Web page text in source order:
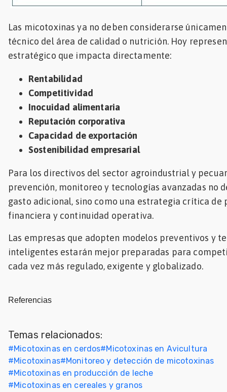
Las micotoxinas ya no deben considerarse
técnico del área de calidad o nutrición. Hoy
estratégico que impacta directamente:
Rentabilidad
Competitividad
Inocuidad alimentaria
Reputación corporativa
Capacidad de exportación
Sostenibilidad empresarial
Para los directivos del sector agroindustrial y
prevención, monitoreo y tecnologías avanzadas no
gasto adicional, sino como una estrategia crítica de
financiera y continuidad operativa.
Las empresas que adopten modelos preventivos y
inteligentes estarán mejor preparadas para
cada vez más regulado, exigente y globalizado.
Referencias
Temas relacionados:
#Micotoxinas en cerdos#Micotoxinas en Avicultura
#Micotoxinas#Monitoreo y detección de micotoxinas
#Micotoxinas en producción de leche
#Micotoxinas en cereales y granos